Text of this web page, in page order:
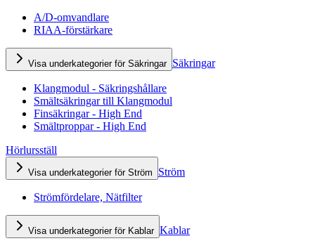
A/D-omvandlare
RIAA-förstärkare
Visa underkategorier för Säkringar Säkringar
Klangmodul - Säkringshållare
Smältsäkringar till Klangmodul
Finsäkringar - High End
Smältproppar - High End
Hörlursställ
Visa underkategorier för Ström Ström
Strömfördelare, Nätfilter
Visa underkategorier för Kablar Kablar